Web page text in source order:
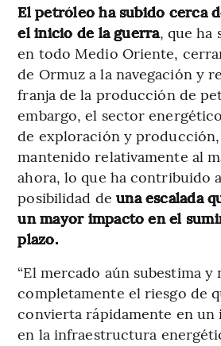
El petróleo ha subido cerca
el inicio de la guerra, que ha
en todo Medio Oriente,
de Ormuz a la navegación y
franja de la producción de
embargo, el sector
de exploración y producción,
mantenido relativamente al
ahora, lo que ha contribuido
posibilidad de una escalada
un mayor impacto en el
plazo.
“El mercado aún subestima y
completamente el riesgo de
convierta rápidamente en
en la infraestructura